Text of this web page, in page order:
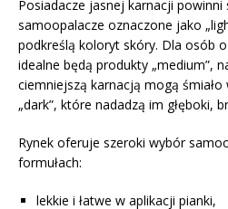
Posiadacze jasnej karnacji powinni
samoopalacze oznaczone jako
podkreślą koloryt skóry. Dla osób
idealne będą produkty „medium”,
ciemniejszą karnacją mogą
„dark”, które nadadzą im głęboki,
Rynek oferuje szeroki wybór
formułach:
lekkie i łatwe w aplikacji pianki,